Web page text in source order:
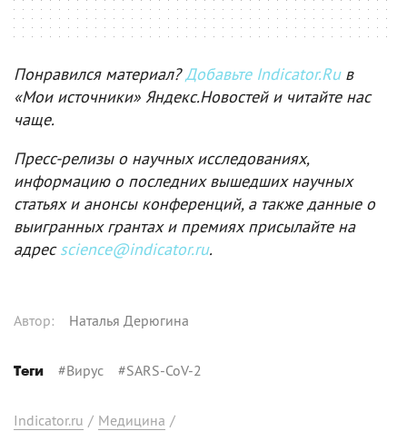
Понравился материал?Добавьте Indicator.Ruв
«Мои источники» Яндекс.Новостей и читайте нас
чаще.
Пресс-релизы о научных исследованиях,
информацию о последних вышедших научных
статьях и анонсы конференций, а также данные о
выигранных грантах и премиях присылайте на
адресscience@indicator.ru.
Автор: Наталья Дерюгина
Теги #Вирус #SARS-CoV-2
Indicator.ru / Медицина /